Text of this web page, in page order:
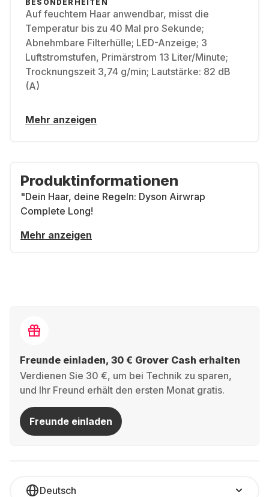
BESONDERHEITEN
Auf feuchtem Haar anwendbar, misst die
Temperatur bis zu 40 Mal pro Sekunde;
Abnehmbare Filterhülle; LED-Anzeige; 3
Luftstromstufen, Primärstrom 13 Liter/Minute;
Trocknungszeit 3,74 g/min; Lautstärke: 82 dB
(A)
Mehr anzeigen
Produktinformationen
"Dein Haar, deine Regeln: Dyson Airwrap
Complete Long!
Mehr anzeigen
Freunde einladen, 30 € Grover Cash erhalten
Verdienen Sie 30 €, um bei Technik zu sparen,
und Ihr Freund erhält den ersten Monat gratis.
Freunde einladen
Deutsch